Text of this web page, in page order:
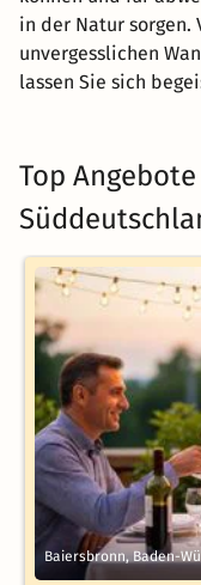
in der Natur sorgen.
unvergesslichen
lassen Sie sich
Top
Baiersbronn, Baden-